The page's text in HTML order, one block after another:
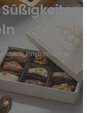
Innenschalen für